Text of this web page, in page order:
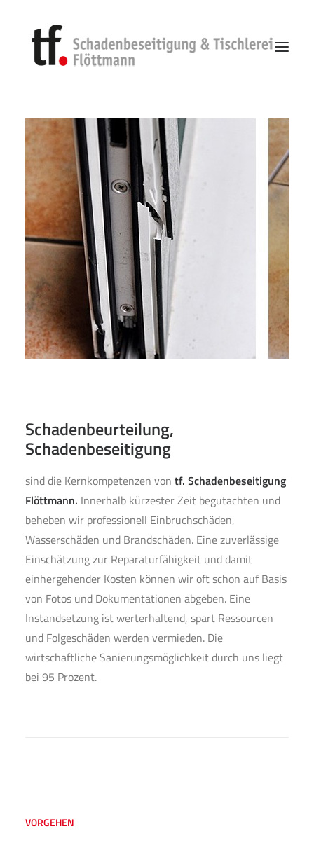
Start
Unternehmen
Vorgehen
Schadenbeseitigung
Search
Kontakt
Impressum
Schadenbeurteilung,
Schadenbeseitigung
sind die Kernkompetenzen von tf. Schadenbeseitigung
Flöttmann. Innerhalb kürzester Zeit begutachten und
beheben wir professionell Einbruchschäden,
Wasserschäden und Brandschäden. Eine zuverlässige
Einschätzung zur Reparaturfähigkeit und damit
einhergehender Kosten können wir oft schon auf Basis
von Fotos und Dokumentationen abgeben. Eine
Instandsetzung ist werterhaltend, spart Ressourcen
und Folgeschäden werden vermieden. Die
wirtschaftliche Sanierungsmöglichkeit durch uns liegt
bei 95 Prozent.
VORGEHEN